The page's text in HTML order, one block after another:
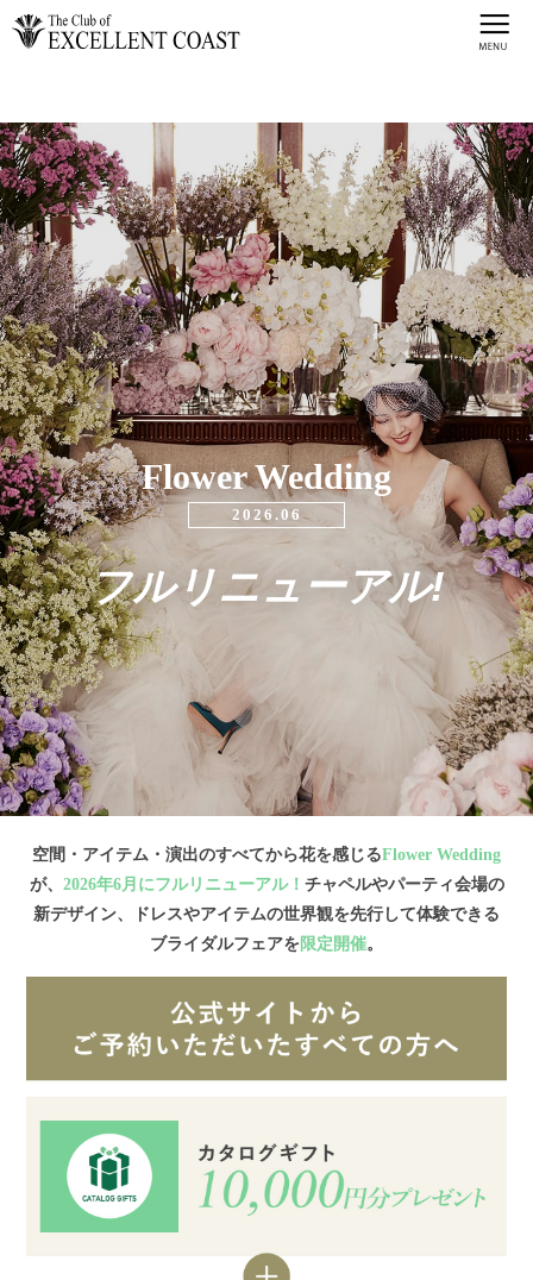
Flower Wedding
2026.06
フルリニューアル!
空間・アイテム・演出のすべてから花を感じるFlower Wedding
が、 2026年6月にフルリニューアル！ チャペルやパーティ会場の
新デザイン、ドレスやアイテムの世界観を先行して体験できる
ブライダルフェアを限定開催。